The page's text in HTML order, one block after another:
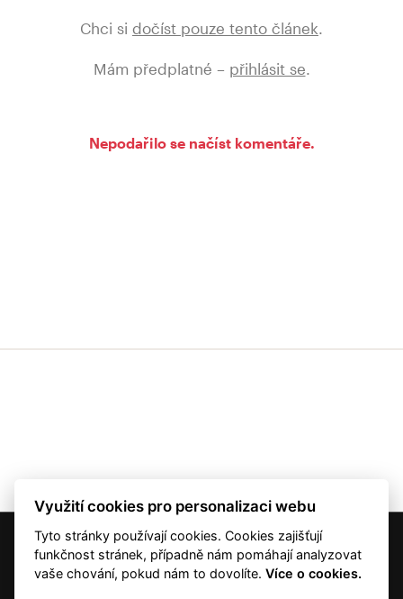
Chci si dočíst pouze tento článek.
Mám předplatné – přihlásit se.
Nepodařilo se načíst komentáře.
© 2001 — 2026 Copyright CMI News a dodavatelé obsahu. |
Využití cookies pro personalizaci webu
Tyto stránky používají cookies. Cookies zajišťují
funkčnost stránek, případně nám pomáhají analyzovat
vaše chování, pokud nám to dovolíte.Více o cookies.